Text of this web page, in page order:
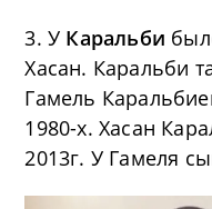
3. У Каральби
Хасан. Каральби
Гамель
1980-х. Хасан
2013г. У Гамеля